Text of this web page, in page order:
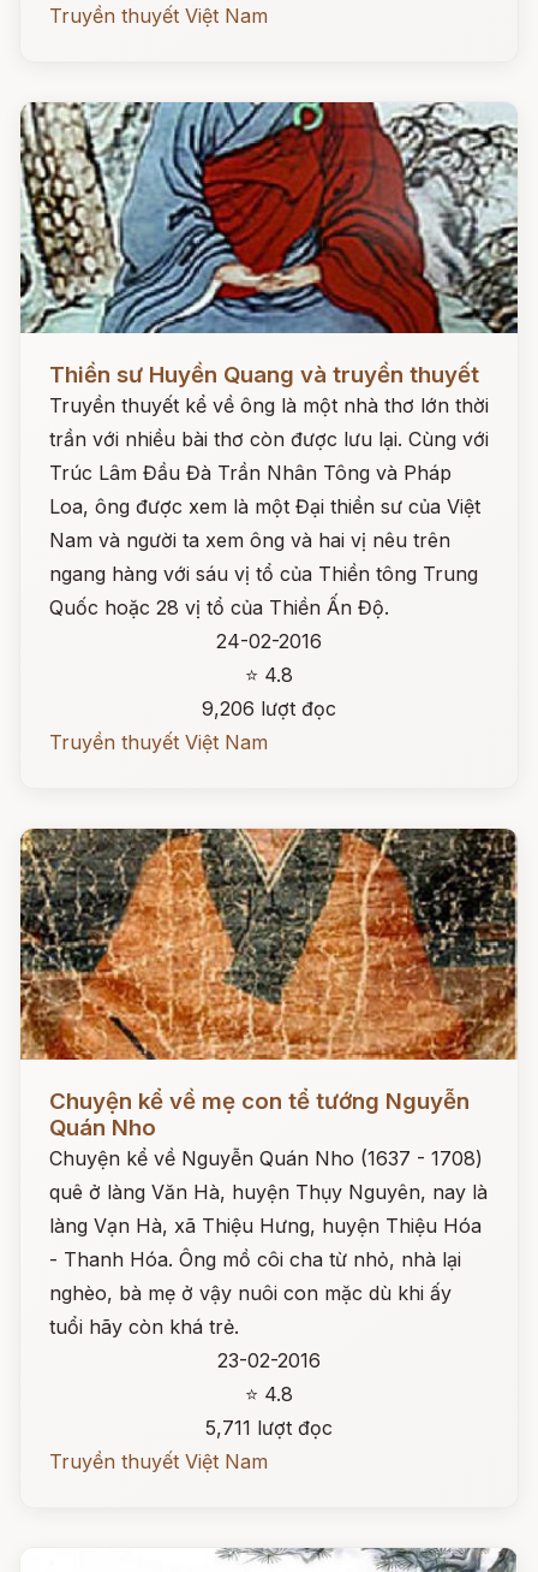
Truyền thuyết Việt Nam
Đọc ngay
Thiền sư Huyền Quang và truyền thuyết
Truyền thuyết kể về ông là một nhà thơ lớn thời
trần với nhiều bài thơ còn được lưu lại. Cùng với
Trúc Lâm Đầu Đà Trần Nhân Tông và Pháp
Loa, ông được xem là một Đại thiền sư của Việt
Nam và người ta xem ông và hai vị nêu trên
ngang hàng với sáu vị tổ của Thiền tông Trung
Quốc hoặc 28 vị tổ của Thiền Ấn Độ.
24-02-2016
⭐ 4.8
9,206 lượt đọc
Truyền thuyết Việt Nam
Chuyện kể về mẹ con tể tướng Nguyễn
Quán Nho
Chuyện kể về Nguyễn Quán Nho (1637 - 1708)
quê ở làng Văn Hà, huyện Thụy Nguyên, nay là
làng Vạn Hà, xã Thiệu Hưng, huyện Thiệu Hóa
- Thanh Hóa. Ông mồ côi cha từ nhỏ, nhà lại
nghèo, bà mẹ ở vậy nuôi con mặc dù khi ấy
tuổi hãy còn khá trẻ.
23-02-2016
⭐ 4.8
5,711 lượt đọc
Truyền thuyết Việt Nam